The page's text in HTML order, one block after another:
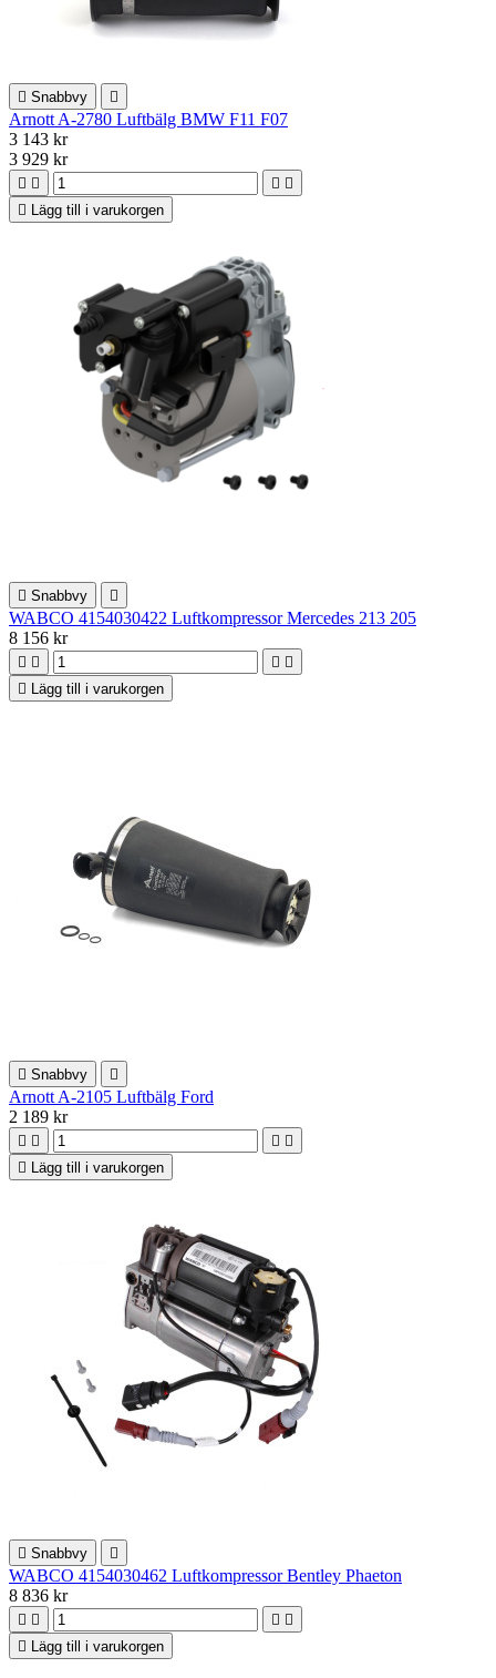
 Snabbvy 
Arnott A-2780 Luftbälg BMW F11 F07
3 143 kr
3 929 kr
   

Lägg till i varukorgen
 Snabbvy 
WABCO 4154030422 Luftkompressor Mercedes 213 205
8 156 kr
   

Lägg till i varukorgen
 Snabbvy 
Arnott A-2105 Luftbälg Ford
2 189 kr
   

Lägg till i varukorgen
 Snabbvy 
WABCO 4154030462 Luftkompressor Bentley Phaeton
8 836 kr
   

Lägg till i varukorgen